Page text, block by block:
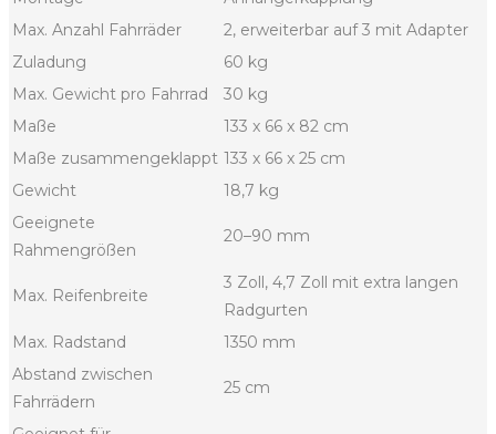
Max. Anzahl Fahrräder
2, erweiterbar auf 3 mit Adapter
Zuladung
60 kg
Max. Gewicht pro Fahrrad
30 kg
Maße
133 x 66 x 82 cm
Maße zusammengeklappt 133 x 66 x 25 cm
Gewicht
18,7 kg
Geeignete
Rahmengrößen
20–90 mm
Max. Reifenbreite
3 Zoll, 4,7 Zoll mit extra langen
Radgurten
Max. Radstand
1350 mm
Abstand zwischen
Fahrrädern
25 cm